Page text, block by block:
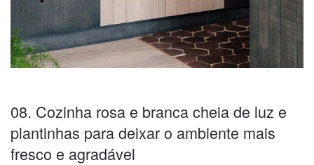
08. Cozinha rosa e branca cheia de luz e
plantinhas para deixar o ambiente mais
fresco e agradável